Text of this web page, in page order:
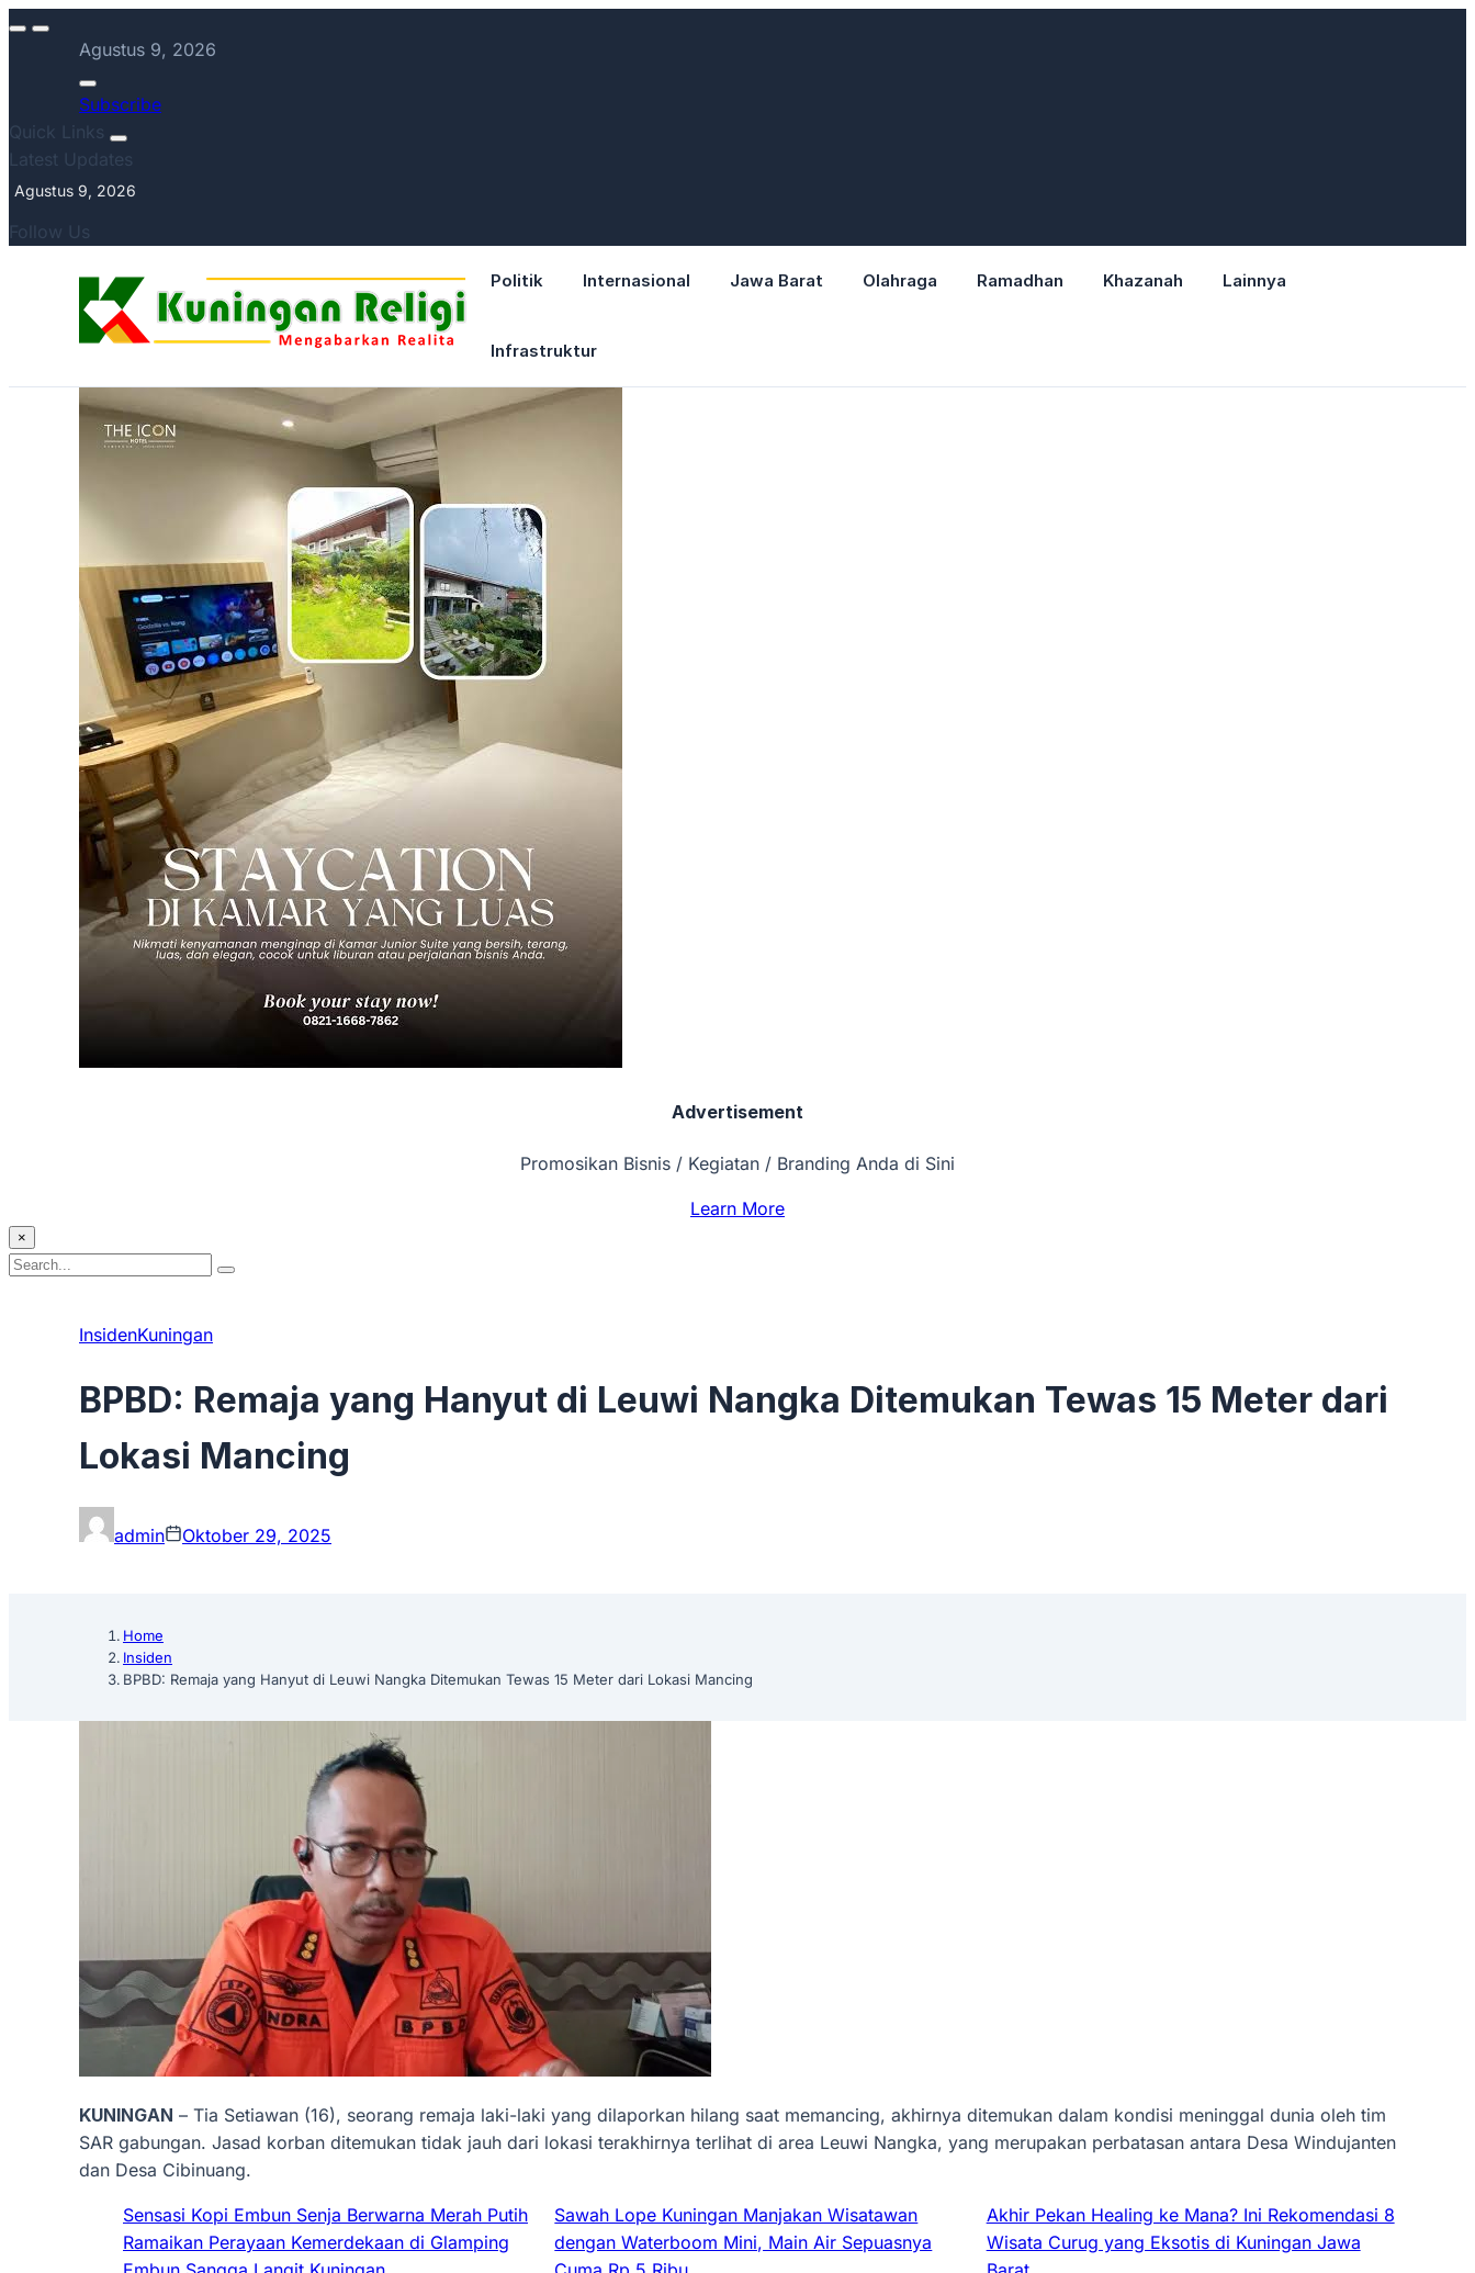
Agustus 9, 2026
Subscribe
Quick Links
Latest Updates
Agustus 9, 2026
Follow Us
Politik Internasional Jawa Barat Olahraga Ramadhan Khazanah Lainnya
Infrastruktur
Advertisement
Promosikan Bisnis / Kegiatan / Branding Anda di Sini
Learn More
×
Search
Search
InsidenKuningan
BPBD: Remaja yang Hanyut di Leuwi Nangka Ditemukan Tewas 15 Meter dari
Lokasi Mancing
admin Oktober 29, 2025
Home
Insiden
BPBD: Remaja yang Hanyut di Leuwi Nangka Ditemukan Tewas 15 Meter dari Lokasi Mancing
KUNINGAN – Tia Setiawan (16), seorang remaja laki-laki yang dilaporkan hilang saat memancing, akhirnya ditemukan dalam kondisi meninggal dunia oleh tim
SAR gabungan. Jasad korban ditemukan tidak jauh dari lokasi terakhirnya terlihat di area Leuwi Nangka, yang merupakan perbatasan antara Desa Windujanten
dan Desa Cibinuang.
Sensasi Kopi Embun Senja Berwarna Merah Putih
Ramaikan Perayaan Kemerdekaan di Glamping
Sawah Lope Kuningan Manjakan Wisatawan
dengan Waterboom Mini, Main Air Sepuasnya
Akhir Pekan Healing ke Mana? Ini Rekomendasi 8
Wisata Curug yang Eksotis di Kuningan Jawa